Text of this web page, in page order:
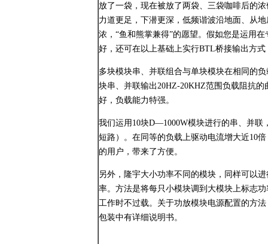
放了一袋，现在被放了两袋、三袋咖啡后的
力道更足，下潜更深，低频谐波沿地面、从
浓，“鱼和熊掌兼得”的愿望。假如您是运用
好，还可在以上基础上实行BTL桥接输出方
多块模块串、并联组合与单块模块在相同的
块串、并联输出20HZ-20KHZ范围负载阻抗
好，负载能力特强。
我们运用10块D—1000W模块进行的串、并
短路）。在同等的负载上驱动电流增大近10
的用户，带来了方便。
另外，隆宇大小功率不同的模块，同样可以
率。方法是将每只小模块调到大模块上标志
工作时不过载。关于功放模块电源配置的方
包装中有详细说明书。